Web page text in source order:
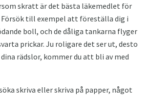
skratt är det bästa läkemedlet för
till exempel att föreställa dig i
boll, och de dåliga tankarna flyger
prickar. Ju roligare det ser ut, desto
rädslor, kommer du att bli av med
skriva eller skriva på papper, något